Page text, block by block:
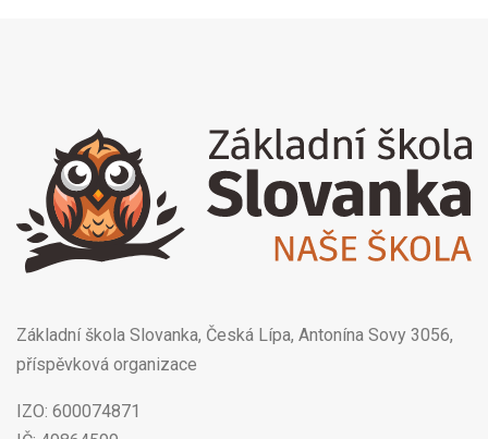
Základní škola Slovanka, Česká Lípa, Antonína Sovy 3056,
příspěvková organizace
IZO: 600074871